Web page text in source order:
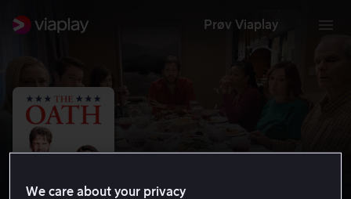
Prøv Viaplay
We care about your privacy